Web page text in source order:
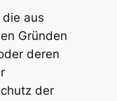
aus
Gründen
deren
der